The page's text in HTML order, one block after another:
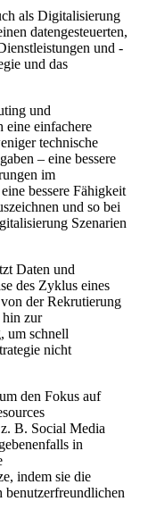
als Digitalisierung
datengesteuerten,
und -
und das
und
eine einfachere
technische
– eine bessere
im
bessere Fähigkeit
und so bei
Szenarien
Daten und
des Zyklus eines
der Rekrutierung
hin zur
um schnell
nicht
den Fokus auf
B. Social Media
in
indem sie die